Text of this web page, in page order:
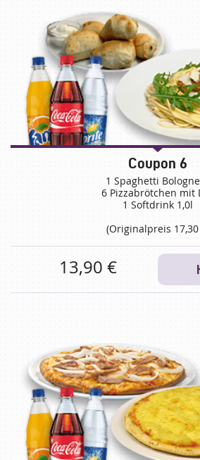
Coupon 6
1 Spaghetti
6 Pizzabrötchen mit
1 Softdrink 1,0l
(Originalpreis 17,30
13,90 €